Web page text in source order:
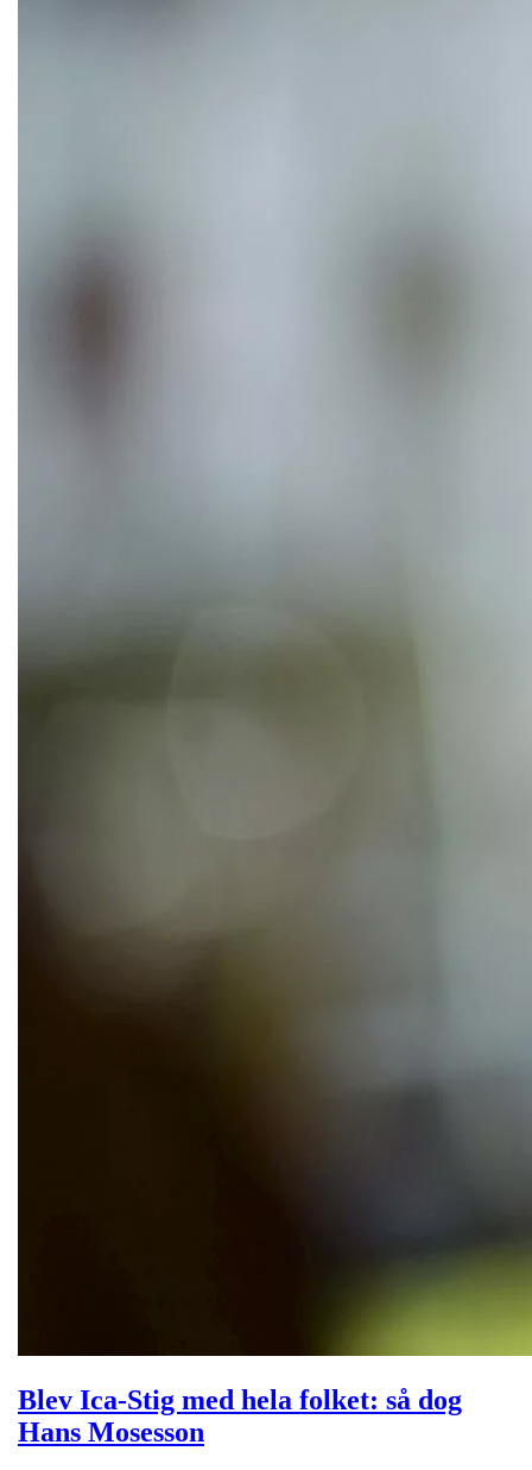
Blev Ica-Stig med hela folket: så dog
Hans Mosesson